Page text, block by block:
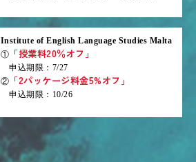
Institute of English Language Studies Malta
① 「授業料20％オフ」
申込期限：7/27
② 「2パッケージ料金5%オフ」
申込期限：10/26